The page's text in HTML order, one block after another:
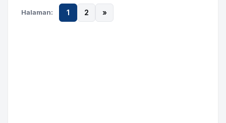
Halaman: 1 2 »